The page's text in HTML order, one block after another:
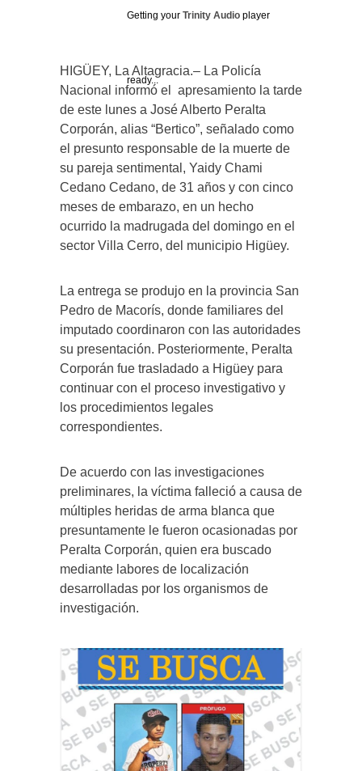
Getting your Trinity Audio player
ready...
HIGÜEY, La Altagracia.– La Policía
Nacional informó el apresamiento la tarde
de este lunes a José Alberto Peralta
Corporán, alias “Bertico”, señalado como
el presunto responsable de la muerte de
su pareja sentimental, Yaidy Chami
Cedano Cedano, de 31 años y con cinco
meses de embarazo, en un hecho
ocurrido la madrugada del domingo en el
sector Villa Cerro, del municipio Higüey.
La entrega se produjo en la provincia San
Pedro de Macorís, donde familiares del
imputado coordinaron con las autoridades
su presentación. Posteriormente, Peralta
Corporán fue trasladado a Higüey para
continuar con el proceso investigativo y
los procedimientos legales
correspondientes.
De acuerdo con las investigaciones
preliminares, la víctima falleció a causa de
múltiples heridas de arma blanca que
presuntamente le fueron ocasionadas por
Peralta Corporán, quien era buscado
mediante labores de localización
desarrolladas por los organismos de
investigación.